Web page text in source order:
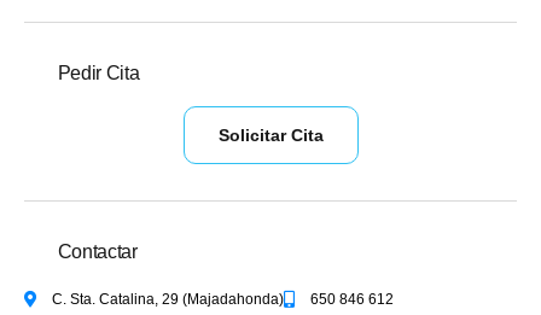
Pedir Cita
Solicitar Cita
Contactar
C. Sta. Catalina, 29 (Majadahonda)
650 846 612